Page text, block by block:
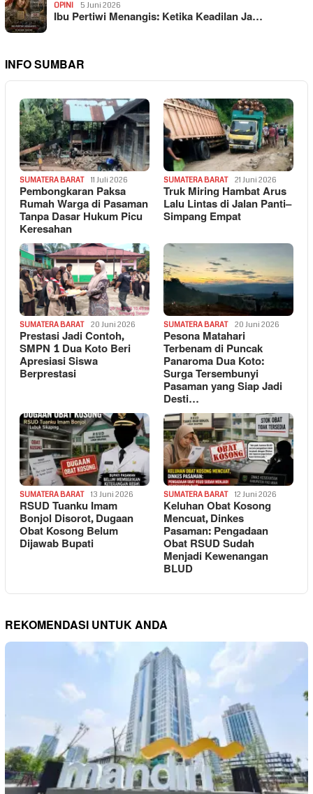
OPINI 5 Juni 2026
Ibu Pertiwi Menangis: Ketika Keadilan Ja…
INFO SUMBAR
SUMATERA BARAT 11 Juli 2026
Pembongkaran Paksa
Rumah Warga di Pasaman
Tanpa Dasar Hukum Picu
Keresahan
SUMATERA BARAT 21 Juni 2026
Truk Miring Hambat Arus
Lalu Lintas di Jalan Panti–
Simpang Empat
SUMATERA BARAT 20 Juni 2026
Prestasi Jadi Contoh,
SMPN 1 Dua Koto Beri
Apresiasi Siswa
Berprestasi
SUMATERA BARAT 20 Juni 2026
Pesona Matahari
Terbenam di Puncak
Panaroma Dua Koto:
Surga Tersembunyi
Pasaman yang Siap Jadi
Desti…
SUMATERA BARAT 13 Juni 2026
RSUD Tuanku Imam
Bonjol Disorot, Dugaan
Obat Kosong Belum
Dijawab Bupati
SUMATERA BARAT 12 Juni 2026
Keluhan Obat Kosong
Mencuat, Dinkes
Pasaman: Pengadaan
Obat RSUD Sudah
Menjadi Kewenangan
BLUD
REKOMENDASI UNTUK ANDA